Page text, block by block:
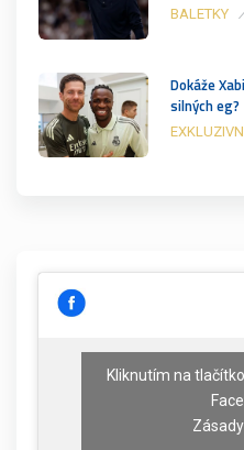
BALETKY
Dokáže
silných eg?
Kliknutím na